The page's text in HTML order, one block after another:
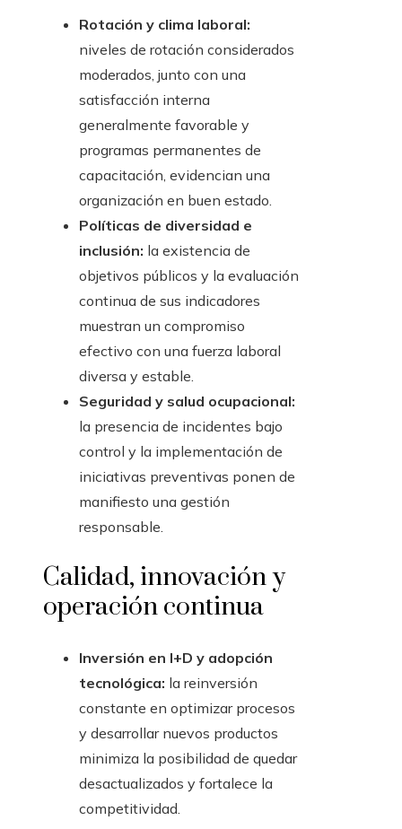
Rotación y clima laboral:
niveles de rotación considerados
moderados, junto con una
satisfacción interna
generalmente favorable y
programas permanentes de
capacitación, evidencian una
organización en buen estado.
Políticas de diversidad e
inclusión: la existencia de
objetivos públicos y la evaluación
continua de sus indicadores
muestran un compromiso
efectivo con una fuerza laboral
diversa y estable.
Seguridad y salud ocupacional:
la presencia de incidentes bajo
control y la implementación de
iniciativas preventivas ponen de
manifiesto una gestión
responsable.
Calidad, innovación y
operación continua
Inversión en I+D y adopción
tecnológica: la reinversión
constante en optimizar procesos
y desarrollar nuevos productos
minimiza la posibilidad de quedar
desactualizados y fortalece la
competitividad.